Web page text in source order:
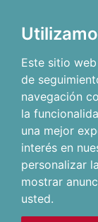
Este sitio
de
navegación
la
una mejor
interés en
personalizar
mostrar
usted.